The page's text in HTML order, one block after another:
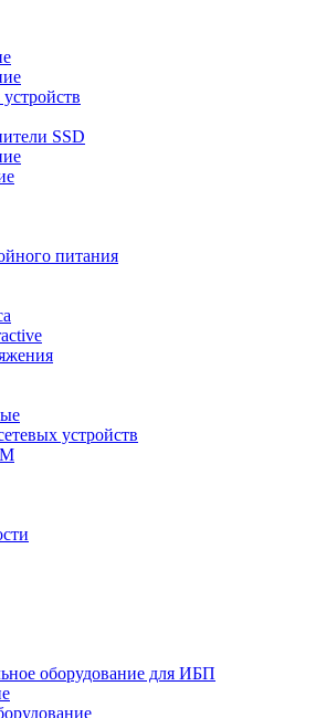
SSD
питания
устройств
оборудование для ИБП